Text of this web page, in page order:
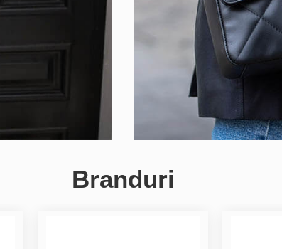
Branduri